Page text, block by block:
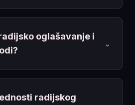
oglašavanje i
⌄
radijskog